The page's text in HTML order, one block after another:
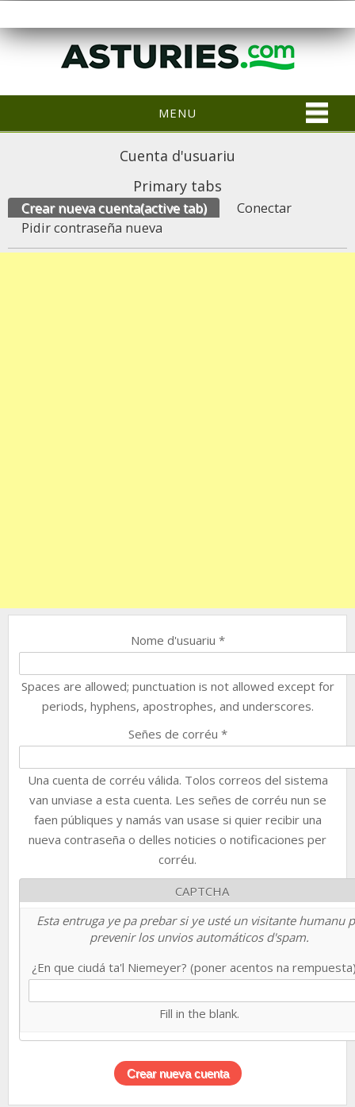
MENU
Cuenta d'usuariu
Primary tabs
Crear nueva cuenta(active tab)
Conectar
Pidir contraseña nueva
Nome d'usuariu *
Spaces are allowed; punctuation is not allowed except for
periods, hyphens, apostrophes, and underscores.
Señes de corréu *
Una cuenta de corréu válida. Tolos correos del sistema
van unviase a esta cuenta. Les señes de corréu nun se
faen públiques y namás van usase si quier recibir una
nueva contraseña o delles noticies o notificaciones per
corréu.
CAPTCHA
Esta entruga ye pa prebar si ye usté un visitante humanu
prevenir los unvios automáticos d'spam.
¿En que ciudá ta'l Niemeyer? (poner acentos na
Fill in the blank.